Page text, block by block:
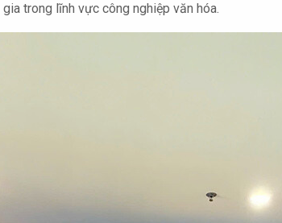
trong lĩnh vực công nghiệp văn hóa.